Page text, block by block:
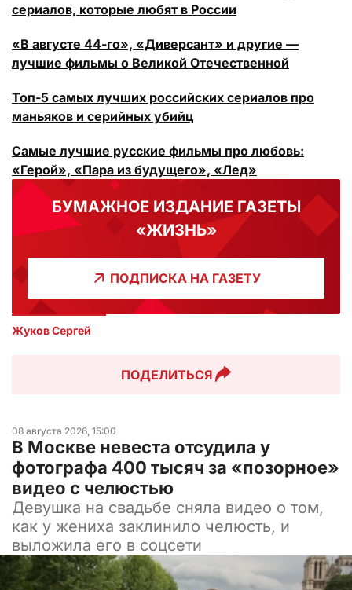
сериалов, которые любят в России
«В августе 44-го», «Диверсант» и другие —
лучшие фильмы о Великой Отечественной
Топ-5 самых лучших российских сериалов про
маньяков и серийных убийц
Самые лучшие русские фильмы про любовь:
«Герой», «Пара из будущего», «Лед»
БУМАЖНОЕ ИЗДАНИЕ ГАЗЕТЫ
«ЖИЗНЬ»
ПОДПИСКА НА ГАЗЕТУ
Жуков Сергей
ПОДЕЛИТЬСЯ
08 августа 2026, 15:00
В Москве невеста отсудила у
фотографа 400 тысяч за «позорное»
видео с челюстью
Девушка на свадьбе сняла видео о том,
как у жениха заклинило челюсть, и
выложила его в соцсети